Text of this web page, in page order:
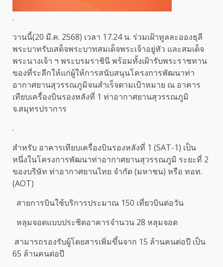
.
วานนี้(20 มี.ค. 2568) เวลา 17.24 น. ร่วมเฝ้าทูลละอองธุลี
พระบาทรับเสด็จพระบาทสมเด็จพระเจ้าอยู่หัว และสมเด็จ
พระนางเจ้า ฯ พระบรมราชินี พร้อมทั้งเฝ้ารับพระราชทาน
ของที่ระลึกให้แก่ผู้ให้การสนับสนุนโครงการพัฒนาท่า
อากาศยานสุวรรณภูมิจนสำเร็จตามเป้าหมาย ณ อาคาร
เทียบเครื่องบินรองหลังที่ 1 ท่าอากาศยานสุวรรณภูมิ
จ.สมุทรปราการ
.
สำหรับ อาคารเทียบเครื่องบินรองหลังที่ 1 (SAT-1) เป็น
หนึ่งในโครงการพัฒนาท่าอากาศยานสุวรรณภูมิ ระยะที่ 2
ของบริษัท ท่าอากาศยานไทย จำกัด (มหาชน) หรือ ทอท.
(AOT)
สายการบินใช้บริการประมาณ 150 เที่ยวบินต่อวัน
หลุมจอดแบบประชิดอาคารจำนวน 28 หลุมจอด
สามารถรองรับผู้โดยสารเพิ่มขึ้นจาก 15 ล้านคนต่อปี เป็น
65 ล้านคนต่อปี